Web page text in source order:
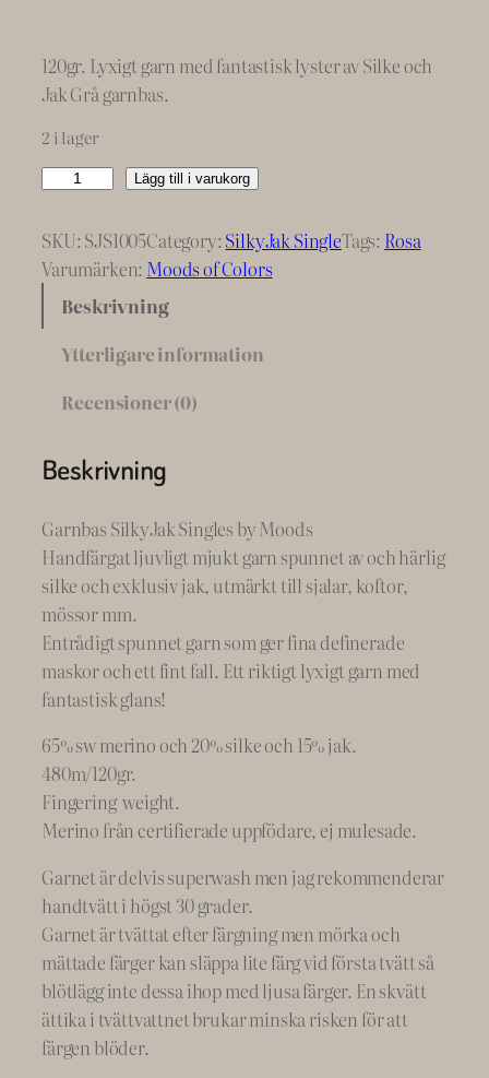
120gr. Lyxigt garn med fantastisk lyster av Silke och
Jak Grå garnbas.
2 i lager
s
t
M
o
d
s
,
s
e
m
s
o
l
i
#
5
m
ä
n
g
d
Lägg till i varukorg
SKU: SJS1005Category: SilkyJak SingleTags: Rosa
Varumärken: Moods of Colors
Beskrivning
Ytterligare information
Recensioner (0)
Beskrivning
Garnbas SilkyJak Singles by Moods
Handfärgat ljuvligt mjukt garn spunnet av och härlig
silke och exklusiv jak, utmärkt till sjalar, koftor,
mössor mm.
Entrådigt spunnet garn som ger fina definerade
maskor och ett fint fall. Ett riktigt lyxigt garn med
fantastisk glans!
65% sw merino och 20% silke och 15% jak.
480m/120gr.
Fingering weight.
Merino från certifierade uppfödare, ej mulesade.
Garnet är delvis superwash men jag rekommenderar
handtvätt i högst 30 grader.
Garnet är tvättat efter färgning men mörka och
mättade färger kan släppa lite färg vid första tvätt så
blötlägg inte dessa ihop med ljusa färger. En skvätt
ättika i tvättvattnet brukar minska risken för att
färgen blöder.